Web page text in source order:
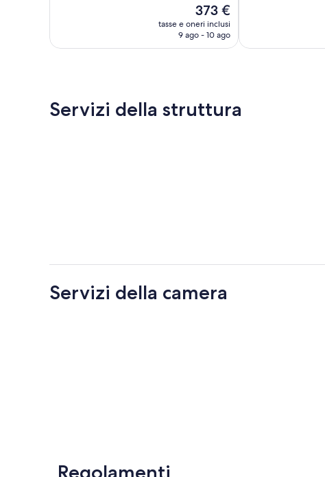
Il
prezzo
attuale
373 €
tasse e oneri inclusi
9 ago - 10 ago
Servizi della struttura
Servizi della camera
Regolamenti